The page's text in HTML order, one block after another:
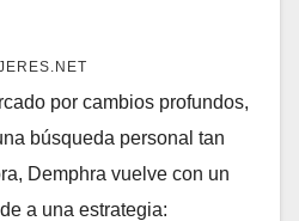
por cambios profundos,
búsqueda personal tan
Demphra vuelve con un
a una estrategia: